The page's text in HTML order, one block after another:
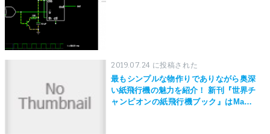
2019.07.24 に投稿された
最もシンプルな物作りでありながら奥深
い紙飛行機の魅力を紹介！ 新刊『世界チ
ャンピオンの紙飛行機ブック』はMaker